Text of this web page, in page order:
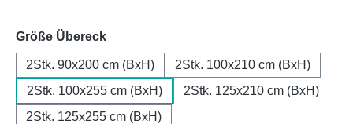
Größe Übereckauswählen
2Stk. 90x200 cm (BxH)
2Stk. 100x210 cm (BxH)
2Stk. 100x255 cm (BxH)
2Stk. 125x210 cm (BxH)
2Stk. 125x255 cm (BxH)